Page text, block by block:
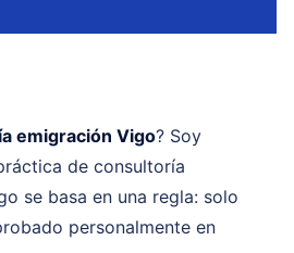
emigración Vigo? Soy
de consultoría
se basa en una regla: solo
personalmente en